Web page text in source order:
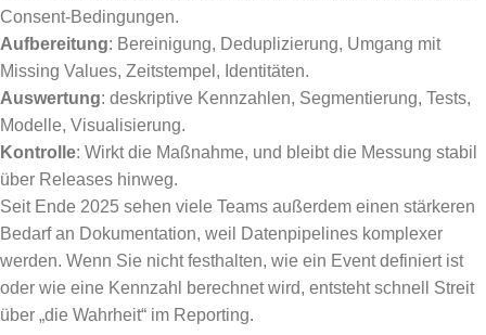
Consent-Bedingungen.
Aufbereitung: Bereinigung, Deduplizierung, Umgang mit
Missing Values, Zeitstempel, Identitäten.
Auswertung: deskriptive Kennzahlen, Segmentierung, Tests,
Modelle, Visualisierung.
Kontrolle: Wirkt die Maßnahme, und bleibt die Messung stabil
über Releases hinweg.
Seit Ende 2025 sehen viele Teams außerdem einen stärkeren
Bedarf an Dokumentation, weil Datenpipelines komplexer
werden. Wenn Sie nicht festhalten, wie ein Event definiert ist
oder wie eine Kennzahl berechnet wird, entsteht schnell Streit
über „die Wahrheit“ im Reporting.